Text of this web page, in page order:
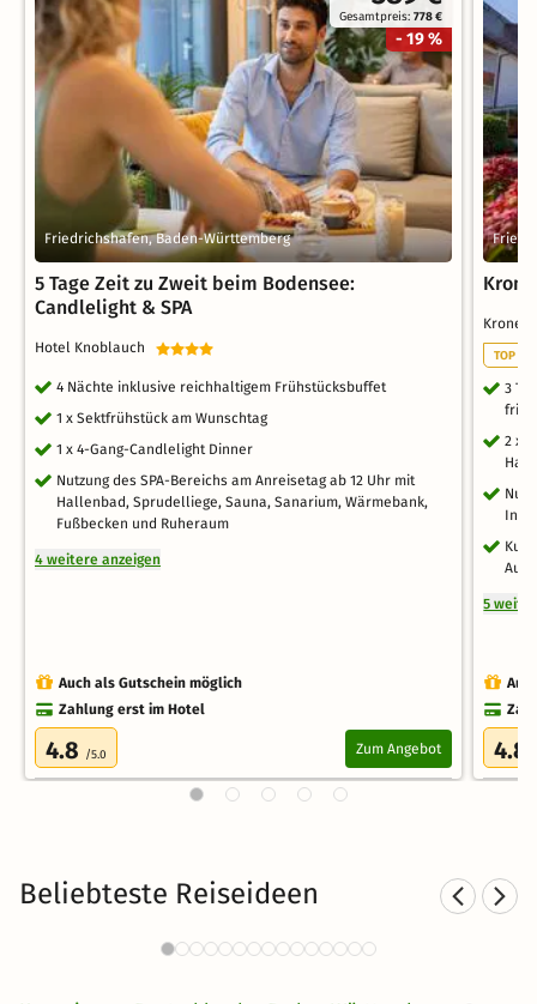
Gesamtpreis:778 €
- 19 %
Friedrichshafen, Baden-Württemberg
5 Tage Zeit zu Zweit beim Bodensee:
Candlelight & SPA
Hotel Knoblauch
4 Nächte inklusive reichhaltigem Frühstücksbuffet
1 x Sektfrühstück am Wunschtag
1 x 4-Gang-Candlelight Dinner
Nutzung des SPA-Bereichs am Anreisetag ab 12 Uhr mit
Hallenbad, Sprudelliege, Sauna, Sanarium, Wärmebank,
Fußbecken und Ruheraum
4 weitere anzeigen
Auch als Gutschein möglich
Zahlung erst im Hotel
4.8 /5.0 Zum Angebot
Krone
TOP
3
2 x
5
4.8
Beliebteste Reiseideen
Romantische Hotels im